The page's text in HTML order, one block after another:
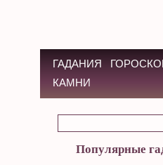
ГАДАНИЯ
КАМНИ
Популярные